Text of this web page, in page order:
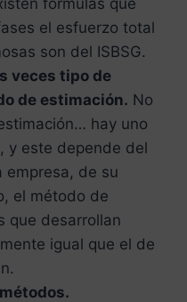
el esfuerzo total
son del ISBSG.
veces tipo de
de estimación. No
hay uno
y este depende del
empresa, de su
el método de
que desarrollan
igual que el de